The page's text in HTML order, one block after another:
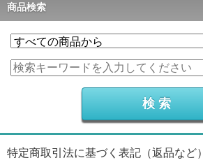
商品検索
特定商取引法に基づく表記（返品など）